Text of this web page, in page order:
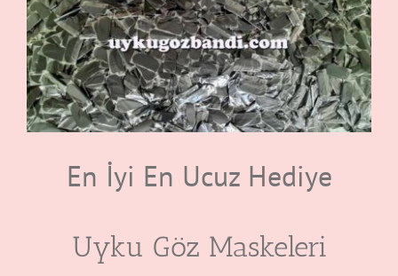
En İyi En Ucuz Hediye
Uyku Göz Maskeleri